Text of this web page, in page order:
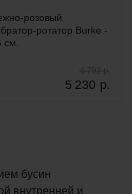
розовый
ротатор Burke -
см.
5 230 р.
6 792 р.
бусин
внутренней и